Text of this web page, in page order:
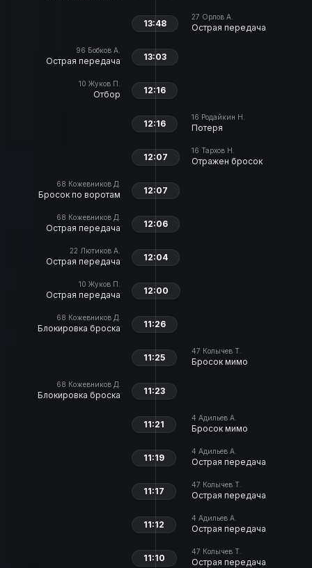
27 Орлов А.
Острая передача
13:48
96 Бобков А.
Острая передача 13:03
10 Жуков П.
Отбор 12:16
16 Родайкин Н.
Потеря
12:16
16 Тархов Н.
Отражен бросок
12:07
68 Кожевников Д.
Бросок по воротам 12:07
68 Кожевников Д.
Острая передача 12:06
22 Лютиков А.
Острая передача 12:04
10 Жуков П.
Острая передача 12:00
68 Кожевников Д.
Блокировка броска 11:26
47 Колычев Т.
Бросок мимо
11:25
68 Кожевников Д.
Блокировка броска 11:23
4 Адильев А.
Бросок мимо
11:21
4 Адильев А.
Острая передача
11:19
47 Колычев Т.
Острая передача
11:17
4 Адильев А.
Острая передача
11:12
47 Колычев Т.
Острая передача
11:10